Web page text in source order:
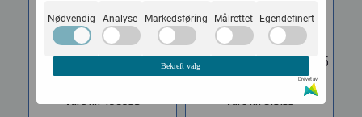
Novation Impulse 61
MIDI ...
Vare nr. 496805
Novation Launchkey 25
MK4 ...
Vare nr. 610133
Nødvendig Analyse Markedsføring Målrettet Egendefinert
Bekreft valg
Drevet av